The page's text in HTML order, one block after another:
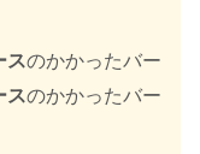
スのかかったバー
スのかかったバー